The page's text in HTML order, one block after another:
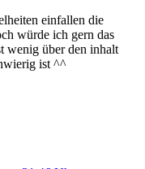
einfallen die
würde ich gern das
wenig über den inhalt
ist ^^